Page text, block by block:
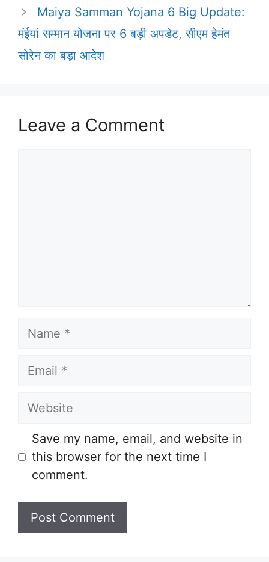
Maiya Samman Yojana 6 Big Update:
मंईयां सम्मान योजना पर 6 बड़ी अपडेट, सीएम हेमंत
सोरेन का बड़ा आदेश
Leave a Comment
Name
Email
Website
Save my name, email, and website in
this browser for the next time I
comment.